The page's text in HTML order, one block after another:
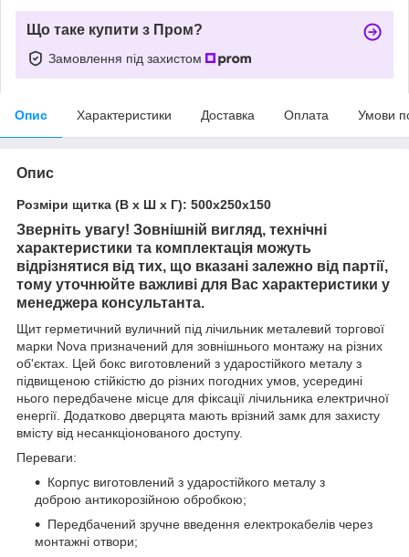
Що таке купити з Пром?
Замовлення під захистом
Опис Характеристики Доставка Оплата Умови
Опис
Розміри щитка (В х Ш х Г): 500х250х150
Зверніть увагу! Зовнішній вигляд, технічні
характеристики та комплектація можуть
відрізнятися від тих, що вказані залежно від партії,
тому уточнюйте важливі для Вас характеристики у
менеджера консультанта.
Щит герметичний вуличний під лічильник металевий торгової
марки Nova призначений для зовнішнього монтажу на різних
об'єктах. Цей бокс виготовлений з ударостійкого металу з
підвищеною стійкістю до різних погодних умов, усередині
нього передбачене місце для фіксації лічильника електричної
енергії. Додатково дверцята мають врізний замк для захисту
вмісту від несанкціонованого доступу.
Переваги:
Корпус виготовлений з ударостійкого металу з
доброю антикорозійною обробкою;
Передбачений зручне введення електрокабелів через
монтажні отвори;